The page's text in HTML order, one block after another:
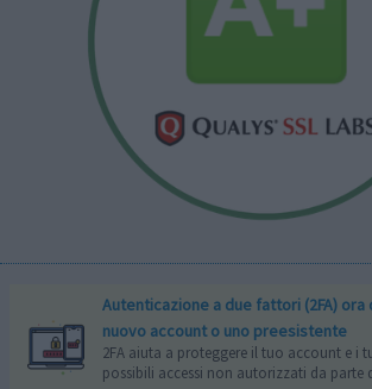
Autenticazione a due fattori (2FA)
nuovo account o uno preesistente
2FA aiuta a proteggere il tuo account e i
possibili accessi non autorizzati da parte